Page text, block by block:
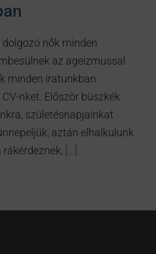
nők minden
az ageizmussal
minden iratunkban
nket. Először büszkék
születésnapjainkat
aztán elhalkulunk
rákérdeznek, [...]